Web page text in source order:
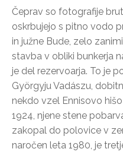
Čeprav so fotografije
oskrbujejo s pitno vodo
in južne Bude, zelo
stavba v obliki bunkerja
je del rezervoarja. To je
Györgyju Vadászu,
nekdo vzel Ennisovo
1924, njene stene
zakopal do polovice v
naročen leta 1980, je